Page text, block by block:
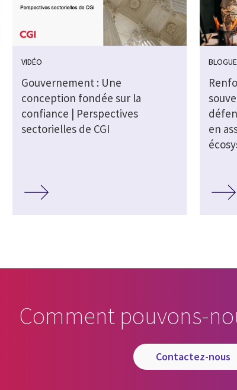
VIDÉO
Gouvernement : Une
conception fondée sur la
confiance | Perspectives
sectorielles de CGI
BLOGUE
en
Comment pouvons-
contactez-nous